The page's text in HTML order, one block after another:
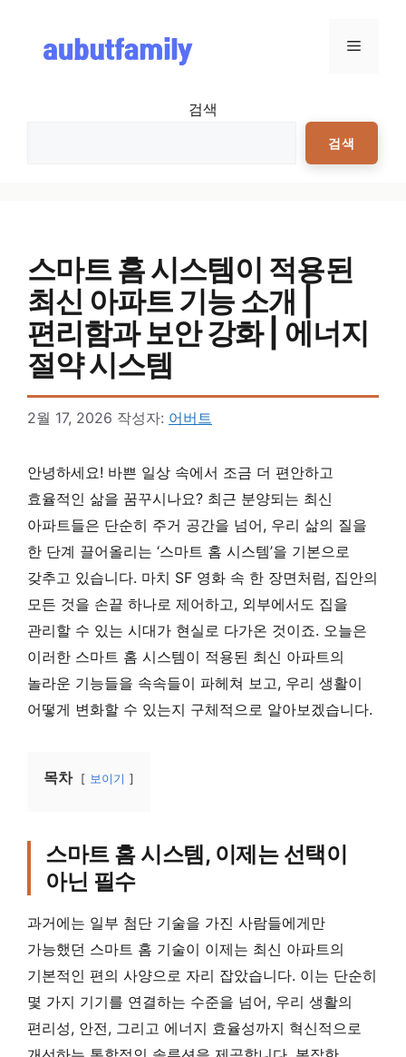
메뉴
검색
검색
스마트 홈 시스템이 적용된
최신 아파트 기능 소개 |
편리함과 보안 강화 | 에너지
절약 시스템
2월 17, 2026 작성자: 어버트
안녕하세요! 바쁜 일상 속에서 조금 더 편안하고
효율적인 삶을 꿈꾸시나요? 최근 분양되는 최신
아파트들은 단순히 주거 공간을 넘어, 우리 삶의 질을
한 단계 끌어올리는 ‘스마트 홈 시스템’을 기본으로
갖추고 있습니다. 마치 SF 영화 속 한 장면처럼, 집안의
모든 것을 손끝 하나로 제어하고, 외부에서도 집을
관리할 수 있는 시대가 현실로 다가온 것이죠. 오늘은
이러한 스마트 홈 시스템이 적용된 최신 아파트의
놀라운 기능들을 속속들이 파헤쳐 보고, 우리 생활이
어떻게 변화할 수 있는지 구체적으로 알아보겠습니다.
목차 보이기
스마트 홈 시스템, 이제는 선택이
아닌 필수
과거에는 일부 첨단 기술을 가진 사람들에게만
가능했던 스마트 홈 기술이 이제는 최신 아파트의
기본적인 편의 사양으로 자리 잡았습니다. 이는 단순히
몇 가지 기기를 연결하는 수준을 넘어, 우리 생활의
편리성, 안전, 그리고 에너지 효율성까지 혁신적으로